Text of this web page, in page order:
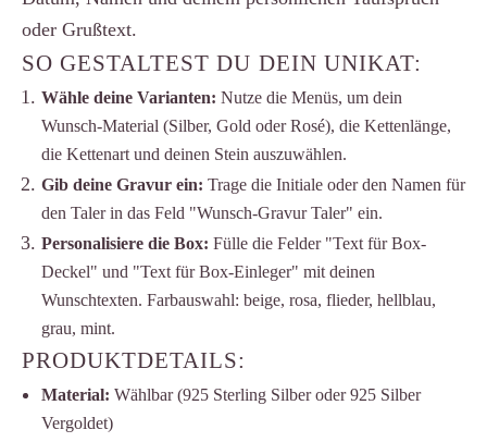
oder Grußtext.
SO GESTALTEST DU DEIN UNIKAT:
Wähle deine Varianten: Nutze die Menüs, um dein
Wunsch-Material (Silber, Gold oder Rosé), die Kettenlänge,
die Kettenart und deinen Stein auszuwählen.
Gib deine Gravur ein: Trage die Initiale oder den Namen für
den Taler in das Feld "Wunsch-Gravur Taler" ein.
Personalisiere die Box: Fülle die Felder "Text für Box-
Deckel" und "Text für Box-Einleger" mit deinen
Wunschtexten. Farbauswahl: beige, rosa, flieder, hellblau,
grau, mint.
PRODUKTDETAILS:
Material: Wählbar (925 Sterling Silber oder 925 Silber
Vergoldet)